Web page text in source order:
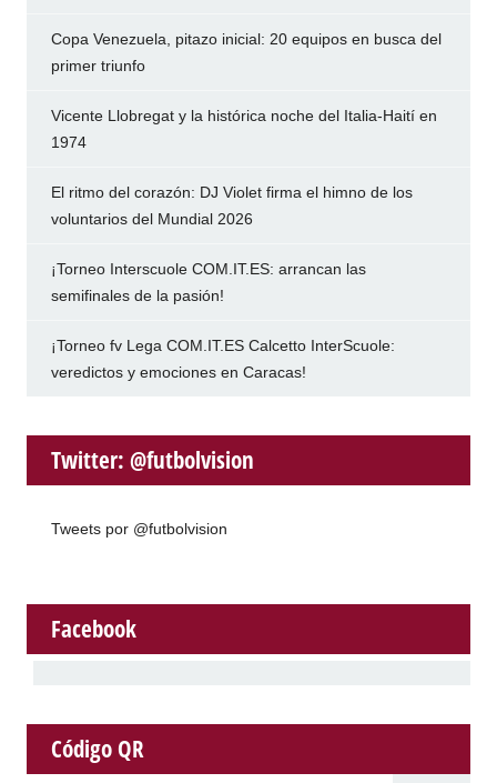
Copa Venezuela, pitazo inicial: 20 equipos en busca del
primer triunfo
Vicente Llobregat y la histórica noche del Italia-Haití en
1974
El ritmo del corazón: DJ Violet firma el himno de los
voluntarios del Mundial 2026
¡Torneo Interscuole COM.IT.ES: arrancan las
semifinales de la pasión!
¡Torneo fv Lega COM.IT.ES Calcetto InterScuole:
veredictos y emociones en Caracas!
Twitter: @futbolvision
Tweets por @futbolvision
Facebook
Código QR